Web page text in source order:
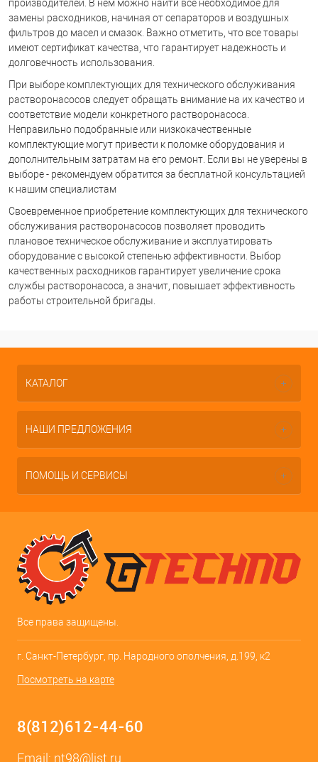
производителей. В нем можно найти все необходимое для
замены расходников, начиная от сепараторов и воздушных
фильтров до масел и смазок. Важно отметить, что все товары
имеют сертификат качества, что гарантирует надежность и
долговечность использования.
При выборе комплектующих для технического обслуживания
растворонасосов следует обращать внимание на их качество и
соответствие модели конкретного растворонасоса.
Неправильно подобранные или низкокачественные
комплектующие могут привести к поломке оборудования и
дополнительным затратам на его ремонт. Если вы не уверены в
выборе - рекомендуем обратится за бесплатной консультацией
к нашим специалистам
Своевременное приобретение комплектующих для технического
обслуживания растворонасосов позволяет проводить
плановое техническое обслуживание и эксплуатировать
оборудование с высокой степенью эффективности. Выбор
качественных расходников гарантирует увеличение срока
службы растворонасоса, а значит, повышает эффективность
работы строительной бригады.
КАТАЛОГ
НАШИ ПРЕДЛОЖЕНИЯ
ПОМОЩЬ И СЕРВИСЫ
Все права защищены.
г. Санкт-Петербург, пр. Народного ополчения, д.199, к2
Посмотреть на карте
8(812)612-44-60
Email: nt98@list.ru